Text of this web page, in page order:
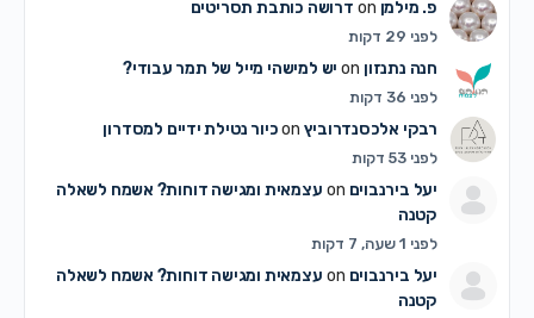
פ. מילמן דרושה כותבת תסריטים
לפני 29 דקות
חנה נתנזון יש למישהי מייל של תמר עבודי?
לפני 36 דקות
רבקי אלכסנדרוביץon כיור נטילת ידיים למסדרון
לפני 53 דקות
יעל בירנבוים
עצמאית ומגישה דוחות? אשמח לשאלה
קטנה
לפני 1 שעה, 7 דקות
יעל בירנבוים
עצמאית ומגישה דוחות? אשמח לשאלה
קטנה